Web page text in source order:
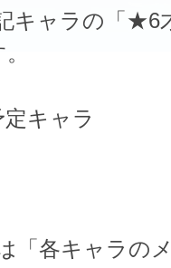
キャラの「★6
キャラ
「各キャラの